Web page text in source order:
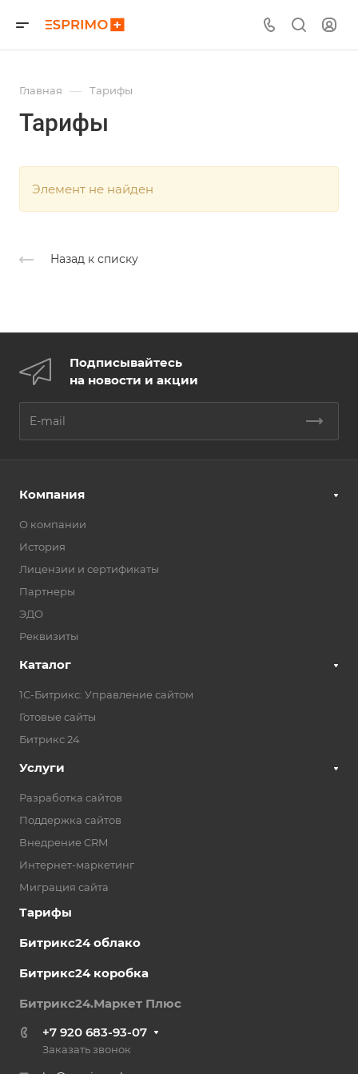
Главная — Тарифы
Тарифы
Элемент не найден
Назад к списку
Подписывайтесь
на новости и акции
Компания
О компании
История
Лицензии и сертификаты
Партнеры
ЭДО
Реквизиты
Каталог
1С-Битрикс: Управление сайтом
Готовые сайты
Битрикс 24
Услуги
Разработка сайтов
Поддержка сайтов
Внедрение CRM
Интернет-маркетинг
Миграция сайта
Тарифы
Битрикс24 облако
Битрикс24 коробка
Битрикс24.Маркет Плюс
+7 920 683-93-07
Заказать звонок